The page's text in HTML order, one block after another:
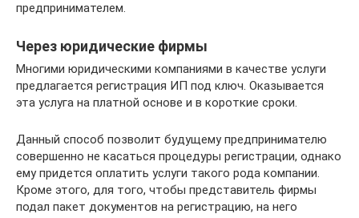
предпринимателем.
Через юридические фирмы
Многими юридическими компаниями в качестве услуги
предлагается регистрация ИП под ключ. Оказывается
эта услуга на платной основе и в короткие сроки.
Данный способ позволит будущему предпринимателю
совершенно не касаться процедуры регистрации, однако
ему придется оплатить услуги такого рода компании.
Кроме этого, для того, чтобы представитель фирмы
подал пакет документов на регистрацию, на него